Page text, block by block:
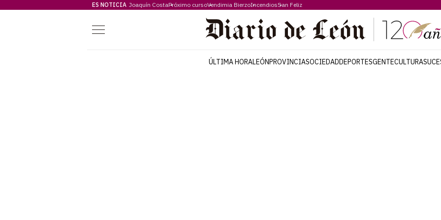
ES NOTICIA Joaquín CostaPróximo cursoVendimia BierzoIncendiosSan Feliz
Menú
ÚLTIMA HORALEÓNPROVINCIASOCIEDADDEPORTESGENTECULTURA